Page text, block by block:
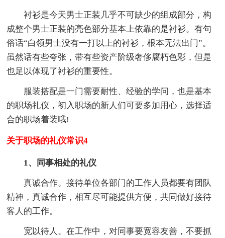
衬衫是今天男士正装几乎不可缺少的组成部分，构
成整个男士正装的亮色部分基本上依靠的是衬衫。有句
俗话“白领男士没有一打以上的衬衫，根本无法出门”。
虽然话有些夸张，带有些资产阶级奢侈腐朽色彩，但是
也足以体现了衬衫的重要性。
服装搭配是一门需要耐性、经验的学问，也是基本
的职场礼仪，初入职场的新人们可要多加用心，选择适
合的职场着装哦!
关于职场的礼仪常识4
1、同事相处的礼仪
真诚合作。接待单位各部门的工作人员都要有团队
精神，真诚合作，相互尽可能提供方便，共同做好接待
客人的工作。
宽以待人。在工作中，对同事要宽容友善，不要抓